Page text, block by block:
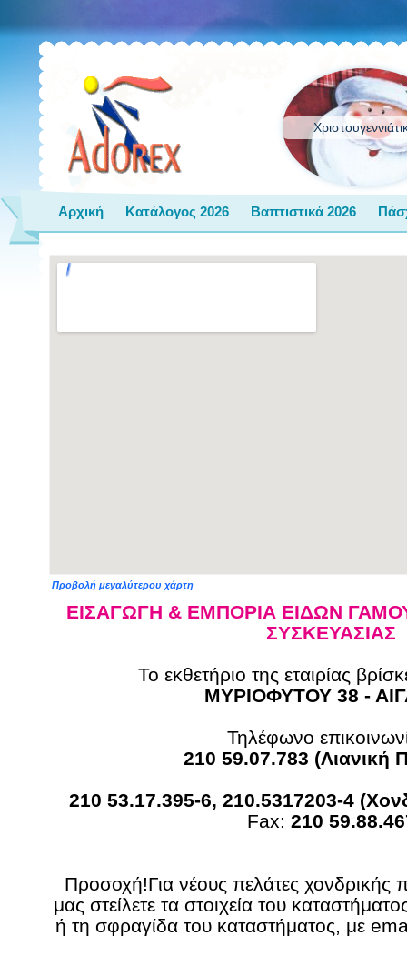
Αρχική Κατάλογος 2026 Βαπτιστικά 2026
Προβολή μεγαλύτερου χάρτη
ΕΙΣΑΓΩΓΗ & ΕΜΠΟΡΙΑ ΕΙΔΩΝ
ΣΥΣΚΕΥΑΣΙΑΣ
Το εκθετήριο της εταιρίας
ΜΥΡΙΟΦΥΤΟΥ 38 -
Τηλέφωνο
210 59.07.783 (Λιανική
210 53.17.395-6, 210.5317203-4
Fax: 210
Προσοχή!Για νέους πελάτες
μας στείλετε τα στοιχεία του
ή τη σφραγίδα του καταστήματος, με